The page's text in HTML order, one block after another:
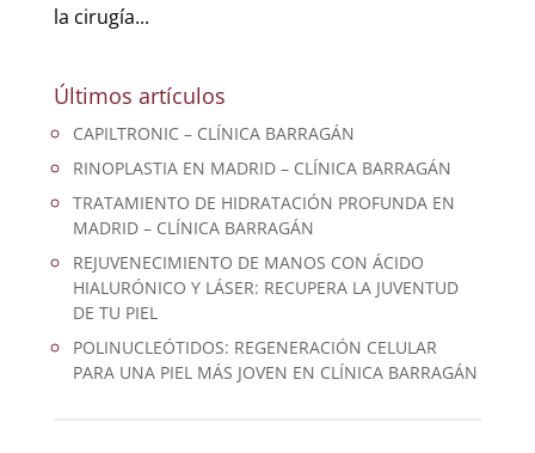
la cirugía...
Últimos artículos
CAPILTRONIC – CLÍNICA BARRAGÁN
RINOPLASTIA EN MADRID – CLÍNICA BARRAGÁN
TRATAMIENTO DE HIDRATACIÓN PROFUNDA EN
MADRID – CLÍNICA BARRAGÁN
REJUVENECIMIENTO DE MANOS CON ÁCIDO
HIALURÓNICO Y LÁSER: RECUPERA LA JUVENTUD
DE TU PIEL
POLINUCLEÓTIDOS: REGENERACIÓN CELULAR
PARA UNA PIEL MÁS JOVEN EN CLÍNICA BARRAGÁN